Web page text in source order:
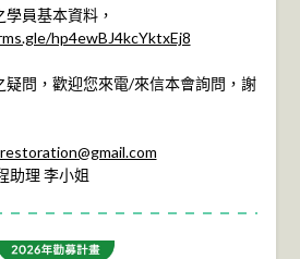
員基本資料，
hp4ewBJ4kcYktxEj8
疑問，歡迎您來電/來信本會詢問，謝
助理 李小姐